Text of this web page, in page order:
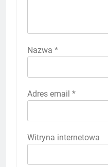
Nazwa *
Adres email *
Witryna internetowa